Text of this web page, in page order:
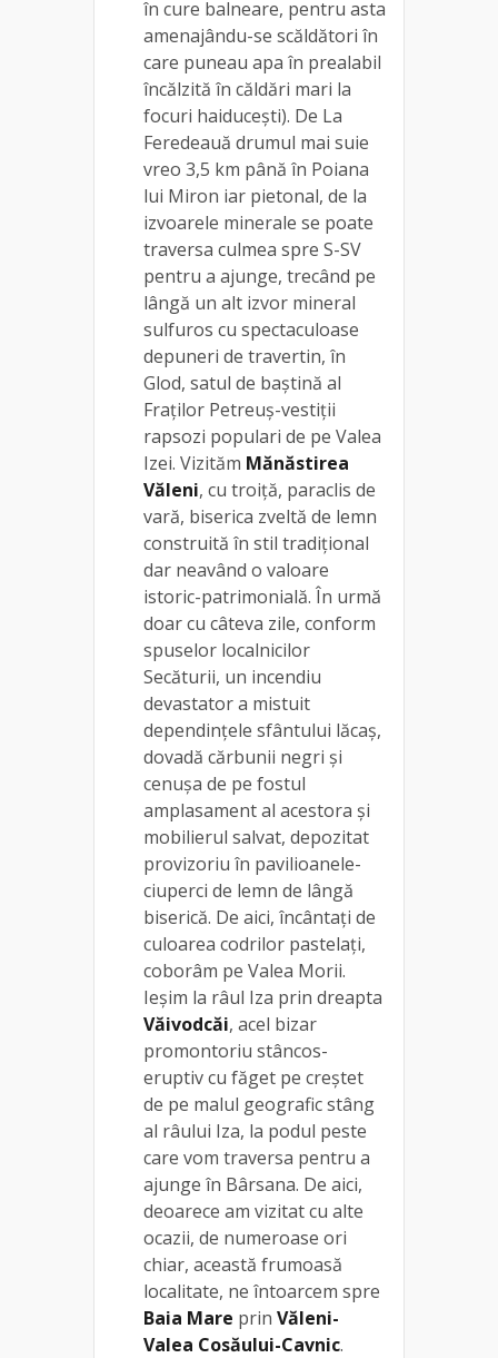
în cure balneare, pentru asta
amenajându-se scăldători în
care puneau apa în prealabil
încălzită în căldări mari la
focuri haiducești). De La
Feredeauă drumul mai suie
vreo 3,5 km până în Poiana
lui Miron iar pietonal, de la
izvoarele minerale se poate
traversa culmea spre S-SV
pentru a ajunge, trecând pe
lângă un alt izvor mineral
sulfuros cu spectaculoase
depuneri de travertin, în
Glod, satul de baștină al
Fraților Petreuș-vestiții
rapsozi populari de pe Valea
Izei. Vizităm Mănăstirea
Văleni, cu troiță, paraclis de
vară, biserica zveltă de lemn
construită în stil tradițional
dar neavând o valoare
istoric-patrimonială. În urmă
doar cu câteva zile, conform
spuselor localnicilor
Secăturii, un incendiu
devastator a mistuit
dependințele sfântului lăcaș,
dovadă cărbunii negri și
cenușa de pe fostul
amplasament al acestora și
mobilierul salvat, depozitat
provizoriu în pavilioanele-
ciuperci de lemn de lângă
biserică. De aici, încântați de
culoarea codrilor pastelați,
coborâm pe Valea Morii.
Ieșim la râul Iza prin dreapta
Văivodcăi, acel bizar
promontoriu stâncos-
eruptiv cu făget pe creștet
de pe malul geografic stâng
al râului Iza, la podul peste
care vom traversa pentru a
ajunge în Bârsana. De aici,
deoarece am vizitat cu alte
ocazii, de numeroase ori
chiar, această frumoasă
localitate, ne întoarcem spre
Baia Mare prin Văleni-
Valea Cosăului-Cavnic.